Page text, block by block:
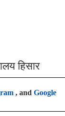
हिसार
, and Google